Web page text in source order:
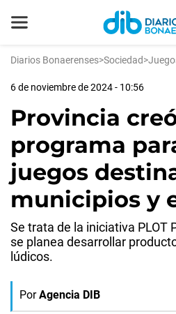
Diarios Bonaerenses>Sociedad>
6 de noviembre de 2024 - 10:56
Provincia
programa
juegos
municipios y
Se trata de la iniciativa PLOT
se planea desarrollar
lúdicos.
Por Agencia DIB